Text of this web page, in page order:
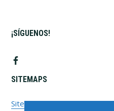
¡SÍGUENOS!
SITEMAPS
Sitemap Pages